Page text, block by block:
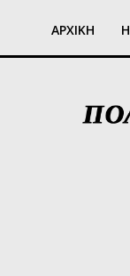
ΑΡΧΙΚΗ